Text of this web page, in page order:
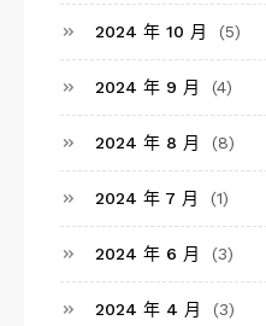
2024 年 10 月 (5)
2024 年 9 月 (4)
2024 年 8 月 (8)
2024 年 7 月 (1)
2024 年 6 月 (3)
2024 年 4 月 (3)